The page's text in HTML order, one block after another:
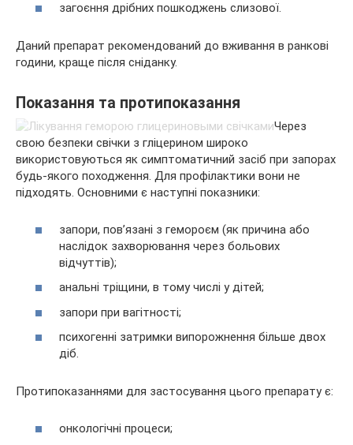
загоєння дрібних пошкоджень слизової.
Даний препарат рекомендований до вживання в ранкові
години, краще після сніданку.
Показання та протипоказання
Через
свою безпеки свічки з гліцерином широко
використовуються як симптоматичний засіб при запорах
будь-якого походження. Для профілактики вони не
підходять. Основними є наступні показники:
запори, пов’язані з гемороєм (як причина або
наслідок захворювання через больових
відчуттів);
анальні тріщини, в тому числі у дітей;
запори при вагітності;
психогенні затримки випорожнення більше двох
діб.
Протипоказаннями для застосування цього препарату є:
онкологічні процеси;